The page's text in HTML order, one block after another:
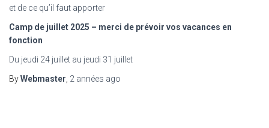
et de ce qu’il faut apporter
Camp de juillet 2025 – merci de prévoir vos vacances en
fonction
Du jeudi 24 juillet au jeudi 31 juillet
ByWebmaster 2 années ago